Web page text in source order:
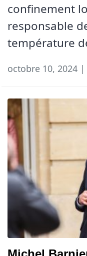
confinement
responsable
température
octobre 10, 2024